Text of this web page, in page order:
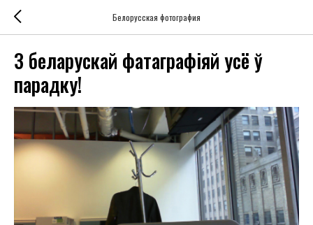
Белорусская фотография
З беларускай фатаграфіяй усё ў
парадку!